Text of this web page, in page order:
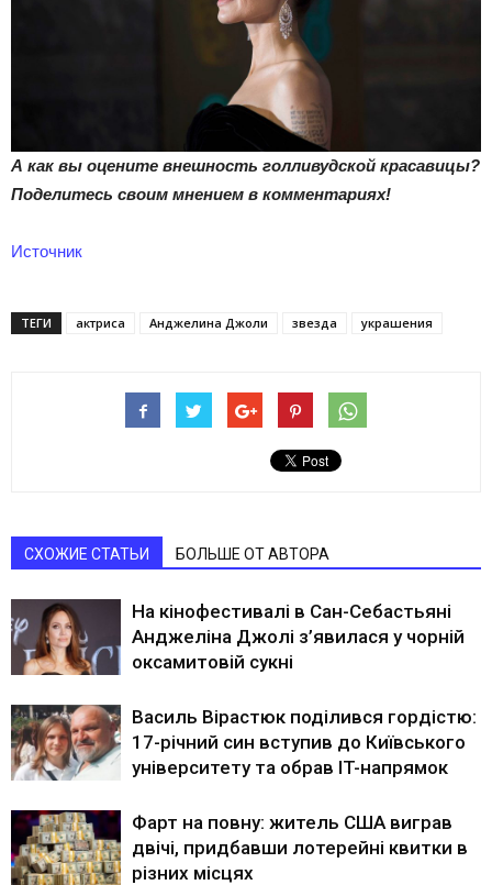
А как вы оцените внешность голливудской красавицы?
Поделитесь своим мнением в комментариях!
Источник
ТЕГИ актриса Анджелина Джоли звезда украшения
СХОЖИЕ СТАТЬИ БОЛЬШЕ ОТ АВТОРА
На кінофестивалі в Сан-Себастьяні
Анджеліна Джолі з’явилася у чорній
оксамитовій сукні
Василь Вірастюк поділився гордістю:
17-річний син вступив до Київського
університету та обрав IT-напрямок
Фарт на повну: житель США виграв
двічі, придбавши лотерейні квитки в
різних місцях